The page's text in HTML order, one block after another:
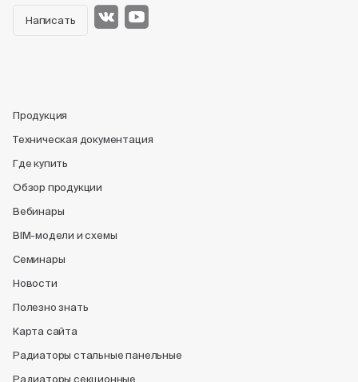
Написать
Продукция
Техническая документация
Где купить
Обзор продукции
Вебинары
BIM-модели и схемы
Семинары
Новости
Полезно знать
Карта сайта
Радиаторы стальные панельные
Радиаторы секционные